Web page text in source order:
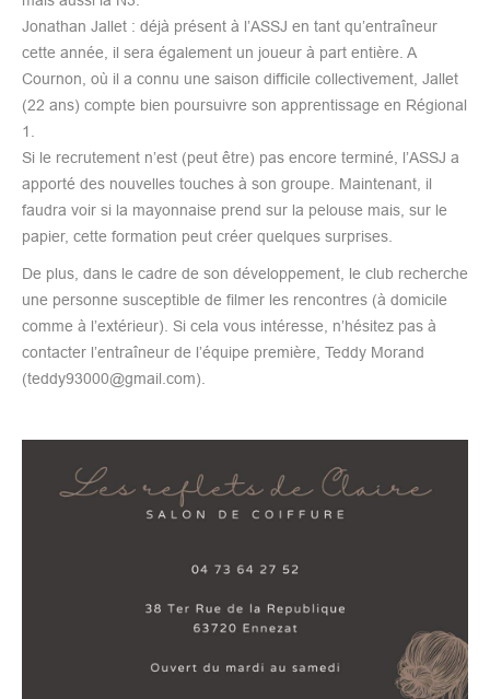
Jonathan Jallet : déjà présent à l’ASSJ en tant qu’entraîneur
cette année, il sera également un joueur à part entière. A
Cournon, où il a connu une saison difficile collectivement, Jallet
(22 ans) compte bien poursuivre son apprentissage en Régional
1.
Si le recrutement n’est (peut être) pas encore terminé, l’ASSJ a
apporté des nouvelles touches à son groupe. Maintenant, il
faudra voir si la mayonnaise prend sur la pelouse mais, sur le
papier, cette formation peut créer quelques surprises.
De plus, dans le cadre de son développement, le club recherche
une personne susceptible de filmer les rencontres (à domicile
comme à l’extérieur). Si cela vous intéresse, n’hésitez pas à
contacter l’entraîneur de l’équipe première, Teddy Morand
(teddy93000@gmail.com).